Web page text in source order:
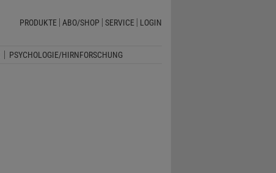
PRODUKTE ABO/SHOP SERVICE LOGIN
PSYCHOLOGIE/HIRNFORSCHUNG